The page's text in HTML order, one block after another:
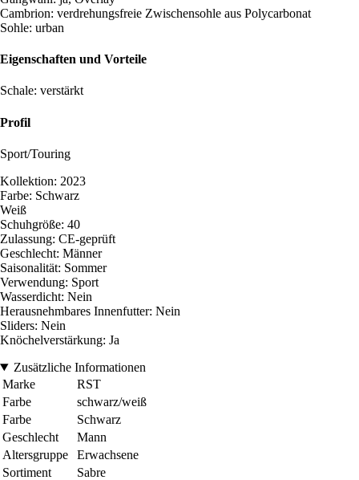
Cambrion: verdrehungsfreie Zwischensohle aus Polycarbonat
Sohle: urban
Eigenschaften und Vorteile
Schale: verstärkt
Profil
Sport/Touring
Kollektion: 2023
Farbe: Schwarz
Weiß
Schuhgröße: 40
Zulassung: CE-geprüft
Geschlecht: Männer
Saisonalität: Sommer
Verwendung: Sport
Wasserdicht: Nein
Herausnehmbares Innenfutter: Nein
Sliders: Nein
Knöchelverstärkung: Ja
Zusätzliche Informationen
Marke
RST
Farbe
schwarz/weiß
Farbe
Schwarz
Geschlecht
Mann
Altersgruppe
Erwachsene
Sortiment
Sabre